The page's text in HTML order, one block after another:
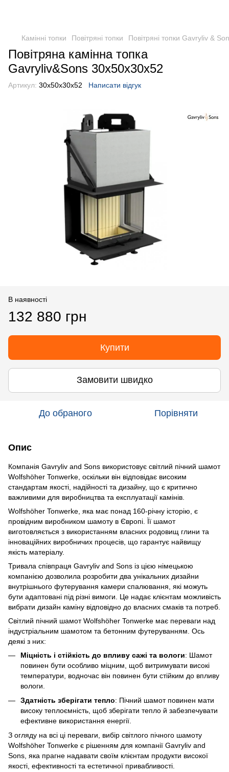
Камінні топки Повітряні топки Повітряні топки Gavryliv &
Повітряна камінна топка
Gavryliv&Sons 30х50х30х52
Артикул: 30х50х30х52 Написати відгук
В наявності
132 880 грн
Купити
Замовити швидко
До обраного Порівняти
Опис
Компанія Gavryliv and Sons використовує світлий пічний шамот
Wolfshöher Tonwerke, оскільки він відповідає високим
стандартам якості, надійності та дизайну, що є критично
важливими для виробництва та експлуатації камінів.
Wolfshöher Tonwerke, яка має понад 160-річну історію, є
провідним виробником шамоту в Європі. Її шамот
виготовляється з використанням власних родовищ глини та
інноваційних виробничих процесів, що гарантує найвищу
якість матеріалу.
Тривала співпраця Gavryliv and Sons із цією німецькою
компанією дозволила розробити два унікальних дизайни
внутрішнього футерування камери спалювання, які можуть
бути адаптовані під різні вимоги. Це надає клієнтам можливість
вибрати дизайн каміну відповідно до власних смаків та потреб.
Світлий пічний шамот Wolfshöher Tonwerke має переваги над
індустріальним шамотом та бетонним футеруванням. Ось
деякі з них:
Міцність і стійкість до впливу сажі та вологи: Шамот
повинен бути особливо міцним, щоб витримувати високі
температури, водночас він повинен бути стійким до впливу
вологи.
Здатність зберігати тепло: Пічний шамот повинен мати
високу теплоємність, щоб зберігати тепло й забезпечувати
ефективне використання енергії.
З огляду на всі ці переваги, вибір світлого пічного шамоту
Wolfshöher Tonwerke є рішенням для компанії Gavryliv and
Sons, яка прагне надавати своїм клієнтам продукти високої
якості, ефективності та естетичної привабливості.